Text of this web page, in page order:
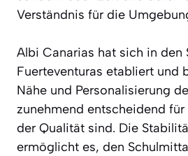
Verständnis für die
Albi Canarias hat sich in den
Fuerteventuras etabliert und
Nähe und Personalisierung
zunehmend entscheidend
der Qualität sind. Die
ermöglicht es, den